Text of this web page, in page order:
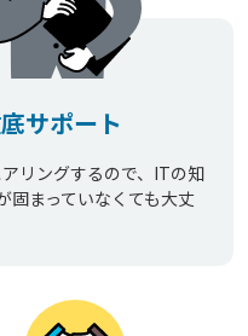
サポート
リングするので、ITの知
固まっていなくても大丈